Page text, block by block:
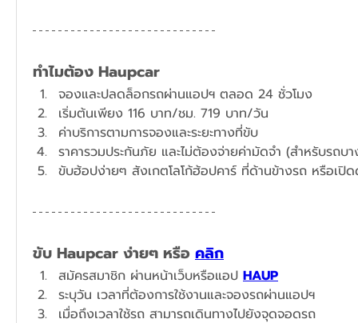
ทำไมต้อง Haupcar
จองและปลดล็อกรถผ่านแอปฯ ตลอด 24 ชั่วโมง
​เริ่มต้นเพียง 116 บาท/ชม. 719 บาท/วัน
ค่าบริการตามการจองและระยะทางที่ขับ
ราคารวมประกันภัย และไม่ต้องจ่ายค่ามัดจำ (สำหรับรถบ
ขับฮ้อปง่ายๆ สังเกตโลโก้ฮ้อปคาร์ ที่ด้านข้างรถ หรือเ
ขับ Haupcar ง่ายๆ หรือ คลิก
สมัครสมาชิก ผ่านหน้าเว็บหรือแอป HAUP
ระบุวัน เวลาที่ต้องการใช้งานและจองรถผ่านแอปฯ​
เมื่อถึงเวลาใช้รถ สามารถเดินทางไปยังจุดจอดรถ